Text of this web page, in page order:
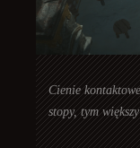
Cienie
stopy, tym